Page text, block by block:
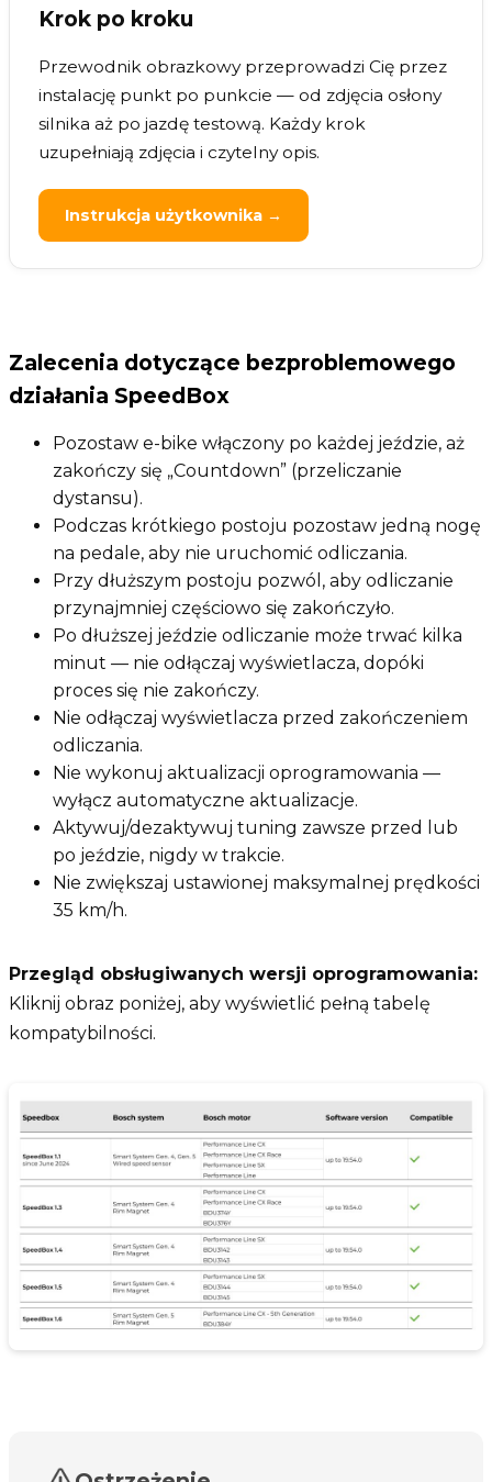
Krok po kroku
Przewodnik obrazkowy przeprowadzi Cię przez
instalację punkt po punkcie — od zdjęcia osłony
silnika aż po jazdę testową. Każdy krok
uzupełniają zdjęcia i czytelny opis.
Instrukcja użytkownika →
Zalecenia dotyczące bezproblemowego
działania SpeedBox
Pozostaw e-bike włączony po każdej jeździe, aż
zakończy się „Countdown” (przeliczanie
dystansu).
Podczas krótkiego postoju pozostaw jedną nogę
na pedale, aby nie uruchomić odliczania.
Przy dłuższym postoju pozwól, aby odliczanie
przynajmniej częściowo się zakończyło.
Po dłuższej jeździe odliczanie może trwać kilka
minut — nie odłączaj wyświetlacza, dopóki
proces się nie zakończy.
Nie odłączaj wyświetlacza przed zakończeniem
odliczania.
Nie wykonuj aktualizacji oprogramowania —
wyłącz automatyczne aktualizacje.
Aktywuj/dezaktywuj tuning zawsze przed lub
po jeździe, nigdy w trakcie.
Nie zwiększaj ustawionej maksymalnej prędkości
35 km/h.
Przegląd obsługiwanych wersji oprogramowania:
Kliknij obraz poniżej, aby wyświetlić pełną tabelę
kompatybilności.